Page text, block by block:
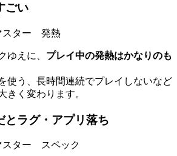
ごい
ゆえに、 プレイ中の発熱はかなりのも
使う、長時間連続でプレイしないなど
きく変わります。
ラグ・アプリ落ち